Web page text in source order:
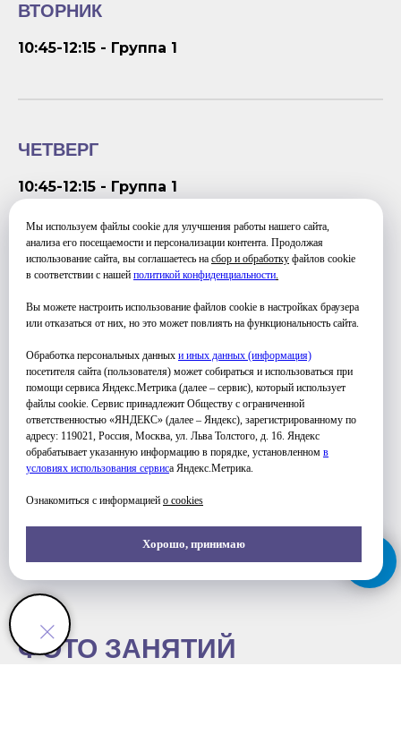
Мы используем файлы cookie для улучшения работы нашего сайта,
анализа его посещаемости и персонализации контента. Продолжая
использование сайта, вы соглашаетесь на сбор и обработку файлов cookie
в соответствии с нашей политикой конфиденциальности.
Вы можете настроить использование файлов cookie в настройках браузера
или отказаться от них, но это может повлиять на функциональность сайта.
Обработка персональных данных и иных данных (информация)
посетителя сайта (пользователя) может собираться и использоваться при
помощи сервиса Яндекс.Метрика (далее – сервис), который использует
файлы cookie. Сервис принадлежит Обществу с ограниченной
ответственностью «ЯНДЕКС» (далее – Яндекс), зарегистрированному по
адресу: 119021, Россия, Москва, ул. Льва Толстого, д. 16. Яндекс
обрабатывает указанную информацию в порядке, установленном в
условиях использования сервиса Яндекс.Метрика.
Ознакомиться с информацией о cookies
Хорошо, принимаю
ВТОРНИК
10:45-12:15 - Группа 1
ЧЕТВЕРГ
10:45-12:15 - Группа 1
08:00-10:00 - Группа 1
ФОТО ЗАНЯТИЙ